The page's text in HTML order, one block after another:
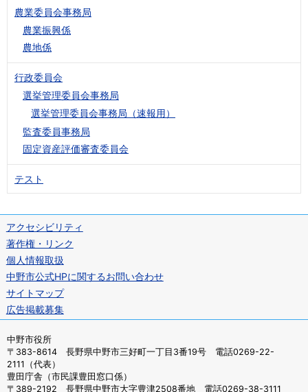
農業委員会事務局
農業振興係
農地係
行政委員会
選挙管理委員会事務局
選挙管理委員会事務局（速報用）
監査委員事務局
固定資産評価審査委員会
テスト
アクセシビリティ
著作権・リンク
個人情報取扱
中野市公式HPに関するお問い合わせ
サイトマップ
広告掲載募集
中野市役所
〒383-8614 長野県中野市三好町一丁目3番19号 電話0269-22-
2111（代表）
豊田庁舎（市民課豊田窓口係）
〒389-2192 長野県中野市大字豊津2508番地 電話0269-38-3111